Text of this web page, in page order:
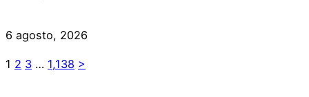
6 agosto, 2026
1 2 3 … 1,138 >